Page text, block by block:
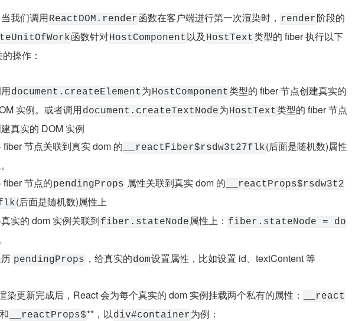
我们调用ReactDOM.render函数在客户端进行第一次渲染时， render阶段的
函数针对HostComponent 以及 HostText类型的 fiber 执行以下
操作：
document.createElement 为HostComponent类型的 fiber 节点创建真实的
实例。或者调用document.createTextNode为HostText类型的 fiber 节点
真实的 DOM 实例
fiber 节点关联到真实 dom 的
__reactFiber$rsdw3t27flk(后面是随机数)属性
fiber 节点的pendingProps 属性关联到真实 dom 的
__reactProps$rsdw3t2
(后面是随机数)属性上
实的 dom 实例关联到fiber.stateNode 属性上： fiber.stateNode = do
pendingProps ，给真实的dom设置属性，比如设置 id、textContent 等
染更新完成后，React 会为每个真实的 dom 实例挂载两个私有的属性：
__react
和 __reactProps$**，以div#container为例：